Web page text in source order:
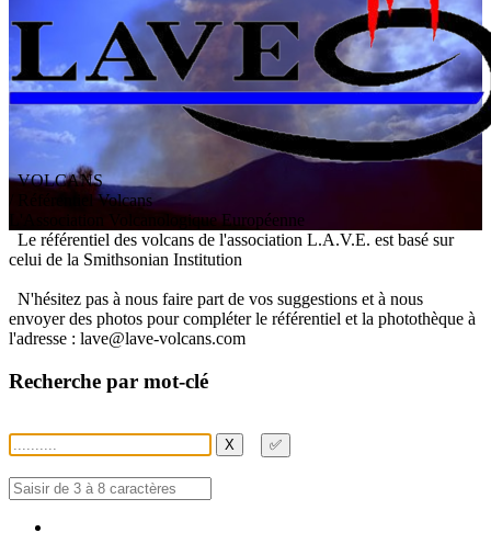
VOLCANS
/ Référentiel Volcans
ssociation V olcanologiqueEuropéenne
Le référentiel des volcans de l'association L.A.V.E. est basé sur
celui de la Smithsonian Institution
N'hésitez pas à nous faire part de vos suggestions et à nous
envoyer des photos pour compléter le référentiel et la photothèque à
l'adresse : lave@lave-volcans.com
Recherche par mot-clé
X ✅